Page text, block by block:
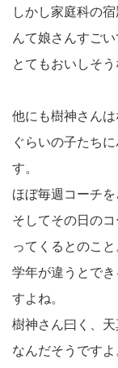
しかし家庭科の
んて娘さんすごい
とてもおいしそ
他にも樹神さん
ぐらいの子たち
す。
ほぼ毎週コーチを
そしてその日の
ってくるとのこと
学年が違うとで
すよね。
樹神さん曰く、
なんだそうですよ